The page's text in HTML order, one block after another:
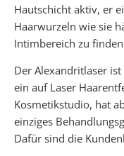
Hautschicht aktiv, er
Haarwurzeln wie sie
Intimbereich zu
Der Alexandritlaser
ein auf Laser
Kosmetikstudio, hat
einziges
Dafür sind die